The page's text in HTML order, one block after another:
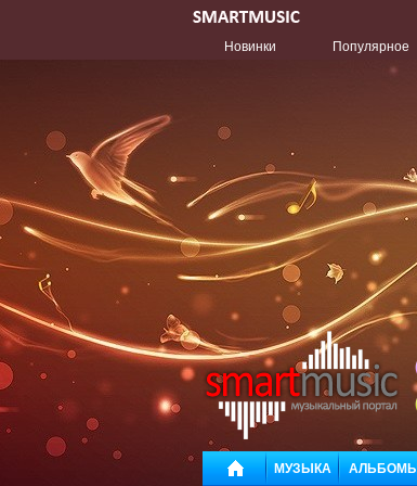
Новинки
Популярное
МУЗЫКА АЛЬБОМЫ